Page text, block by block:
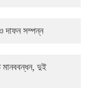
দাফন সম্পন্ন
মানববন্ধন, দুই